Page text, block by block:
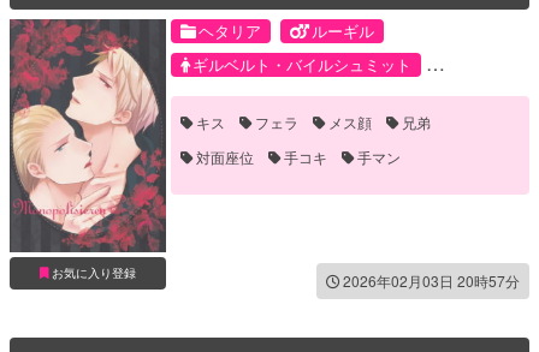
お気に入り登録
ヘタリア
ルーギル
ギルベルト・バイルシュミット
ルートヴィッヒ
キス フェラ メス顔
兄弟
対面座位
手コキ 手マン
2026年02月03日 20時57分